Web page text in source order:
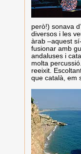
però!) sonava
diversos i les
àrab –aquest
fusionar amb
andaluses i
molta
reeixit.
que català, em